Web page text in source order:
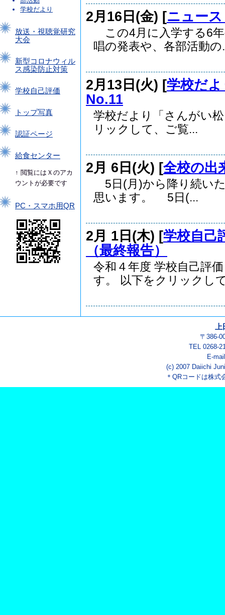
学校だより
放送・視聴覚研究
大会
新型コロナウィル
ス感染防止対策
学校自己評価
トップ写真
認証ページ
給食センター
↑ 閲覧にはＸのアカ
ウントが必要です
PC・スマホ用QR
2月16日(金) [ニュー
この4月に入学する6
唱の発表や、各部活動の
2月13日(火) [学校だ
No.11
学校だより「さんがい
リックして、ご覧...
2月 6日(火) [全校の出
5日(月)から降り続い
思います。 5日(...
2月 1日(木) [学校自己
（最終報告）
令和４年度 学校自己評
す。 以下をクリックし
〒386-
TEL 0268-
E-
(c) 2007 Daiichi
＊QRコードは株式